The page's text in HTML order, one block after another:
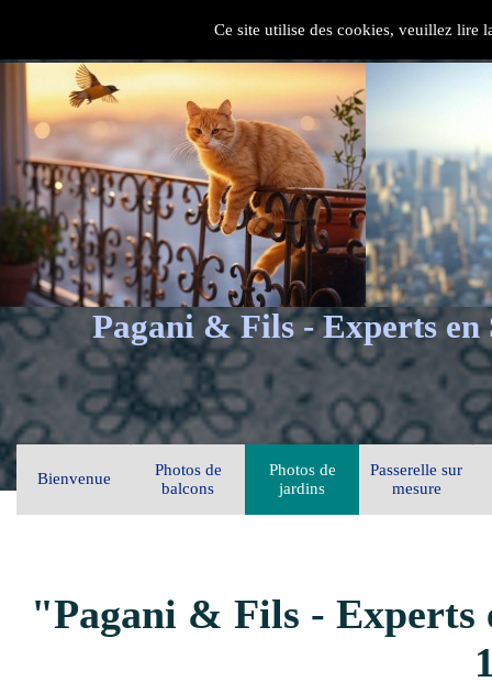
Ce site utilise des cookies, veuillez lire
Pagani & Fils - Experts en
Bienvenue
Photos de
balcons
Photos de
jardins
Passerelle sur
mesure
"Pagani & Fils - Experts